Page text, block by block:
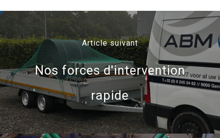
Article suivant
Nos forces d'intervention
rapide